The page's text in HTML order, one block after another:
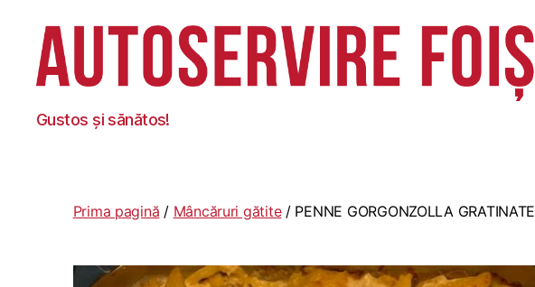
Autoservire
Foisor
Gustos și sănătos!
Prima pagină / Mâncăruri gătite/ PENNE GORGONZOLLA GRATINATE